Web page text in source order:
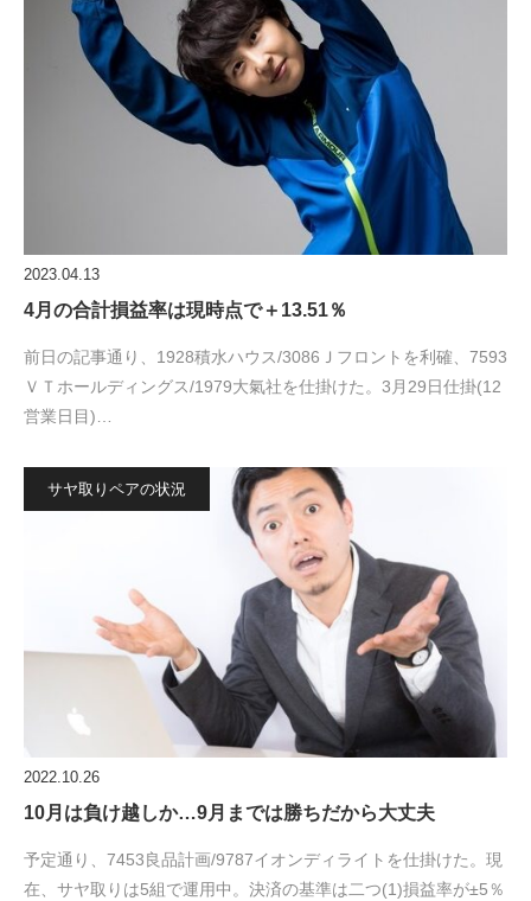
2023.04.13
4月の合計損益率は現時点で＋13.51％
前日の記事通り、1928積水ハウス/3086Ｊフロントを利確、7593
ＶＴホールディングス/1979大氣社を仕掛けた。3月29日仕掛(12
営業日目)…
サヤ取りペアの状況
2022.10.26
10月は負け越しか…9月までは勝ちだから大丈夫
予定通り、7453良品計画/9787イオンディライトを仕掛けた。現
在、サヤ取りは5組で運用中。決済の基準は二つ(1)損益率が±5％